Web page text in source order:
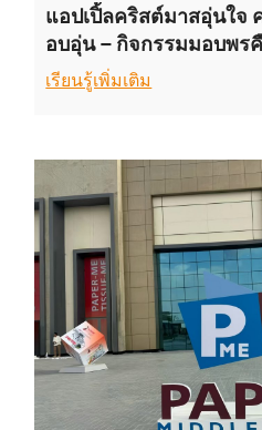
แอปเปิ้ลคริสต์มาสอุ่นใจ
อบอุ่น – กิจกรรมมอบพร
บริษัท เซิงไท่ แมชชีนเนอ
เรียนรู้เพิ่มเติม